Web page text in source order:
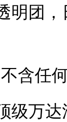
明团
含任
级万